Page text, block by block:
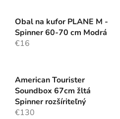
Obal na kufor PLANE M -
Spinner 60-70 cm Modrá
€16
American Tourister
Soundbox 67cm žltá
Spinner rozšíriteľný
€130